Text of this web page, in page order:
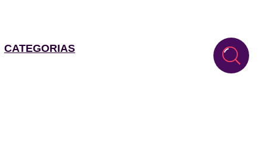
CATEGORIAS